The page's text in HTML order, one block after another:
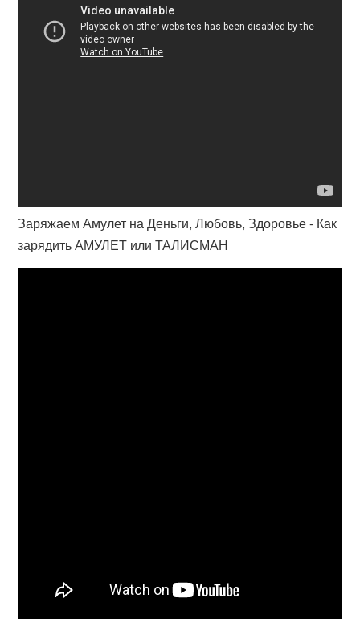
Заряжаем Амулет на Деньги, Любовь, Здоровье - Как
зарядить АМУЛЕТ или ТАЛИСМАН